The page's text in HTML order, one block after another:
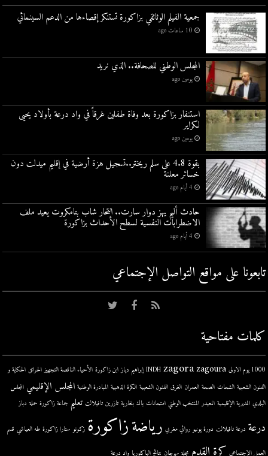
جمعية الفيلم الوثائقي بزاكورة تستنكر إقصاءها من الدعم السينمائي
10 ساعات ago
المجلس الوطني للصحافة.. الذي نريد
يومين ago
استنفار بزاكورة بعد وفاة طفلين غرقاً في واد درعة بأولاد يحيى
لكراير
يومين ago
بقوة 4.8 على سلم ريختر..تسجيل هزة أرضية في إقليم ميدلت دون
خسائر معلنة
4 أيام ago
حادث أليم يهز دوار سارت.. انتحار شاب بتامكروت يعيد ملف
الاضطرابات النفسية لسطح الأحداث بزاكورة
4 أيام ago
تابعونا على مواقع التواصل اﻹجتماعي
كلمات مفتاحية
1000 يوم الاولى INDH zagora zagoura إبراهيم دياز ابن زاكورة الأحياء الناقصة التجهيز الحرائق الحكاية و
الفنون الشعبية الشحات الصحة العمران الغرق الفنون الشعبية الكرة الذهبية المبادرة الوطنية المجلس الإقليمي المجلس
البلدي المديرية الإقليمية المعيدر المنتخب الوطني امتحانات باك بلغارية تازرين تافيلالت تعليم جماعة زاكورة حملة دباز
درعة درعة تافيلالت دورة يونيو روائي مغربي رياضةزاكورة زكونو ستارا زاكورة طه العياشي قسم
العمل الإجتماعي مجلة مهرجان نتائج الباكلوريا واد درعة